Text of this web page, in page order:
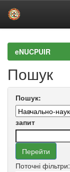
navigationeNUCPUIR
Пошук
Пошук:
запит
Поточні фільтри: